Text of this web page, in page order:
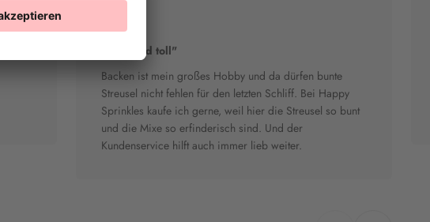
"Bunt und toll"
Backen ist mein großes Hobby und da dürfen bunte
Streusel nicht fehlen für den letzten Schliff. Bei Happy
Sprinkles kaufe ich gerne, weil hier die Streusel so bunt
und die Mixe so erfinderisch sind. Und der
Kundenservice hilft auch immer lieb weiter.